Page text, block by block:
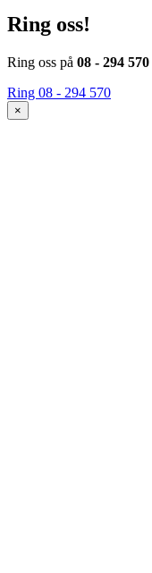
Ring oss!
Ring oss på 08 - 294 570
Ring 08 - 294 570
×